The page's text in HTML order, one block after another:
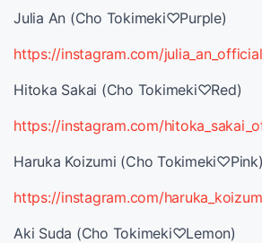
Julia An (Cho Tokimeki♡Purple)
https://instagram.com/julia_an_official
Hitoka Sakai (Cho Tokimeki♡Red)
https://instagram.com/
Haruka Koizumi (Cho Tokimeki♡Pink)
https://instagram.com/
Aki Suda (Cho Tokimeki♡Lemon)